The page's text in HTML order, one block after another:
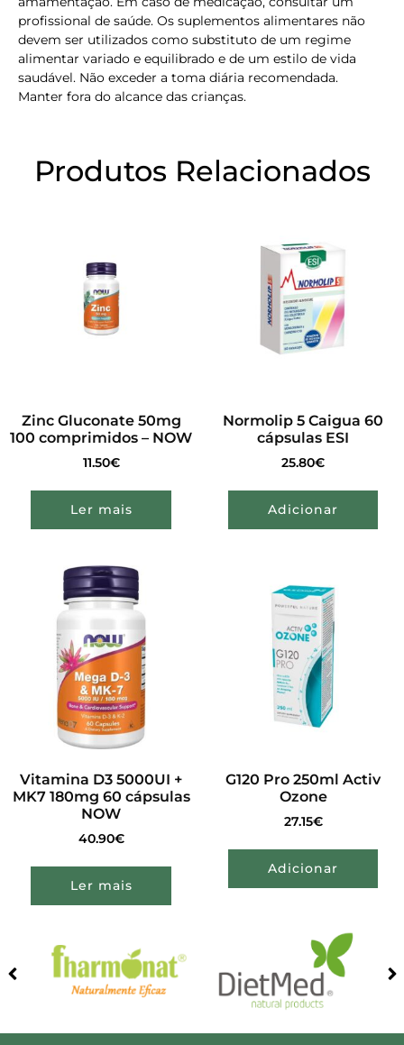
profissional de saúde. Os suplementos alimentares não
devem ser utilizados como substituto de um regime
alimentar variado e equilibrado e de um estilo de vida
saudável. Não exceder a toma diária recomendada.
Manter fora do alcance das crianças.
Produtos Relacionados
Zinc Gluconate 50mg
100 comprimidos – NOW
11.50€
Ler mais
Normolip 5 Caigua 60
cápsulas ESI
25.80€
Adicionar
Vitamina D3 5000UI +
MK7 180mg 60 cápsulas
NOW
40.90€
Ler mais
G120 Pro 250ml Activ
Ozone
27.15€
Adicionar